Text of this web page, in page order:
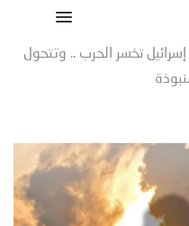
تخسر الحرب .. وتتحول